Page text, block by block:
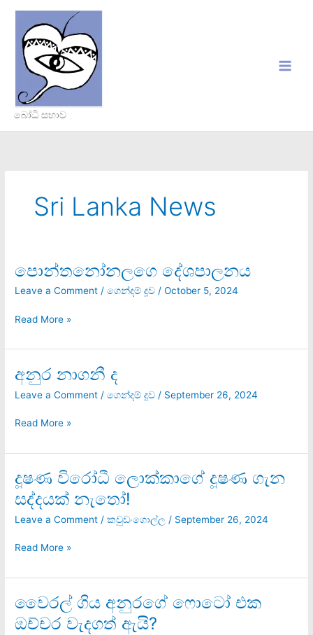
content
බෝධි සභාව
Sri Lanka News
පොන්තනෝනලගෙ දේශපාලනය
Leave a Comment /ගෙන්දම් දූව /October 5, 2024
පොන්තනෝනලගෙ
Read More »
අනුර නාගනී ද
Leave a Comment /ගෙන්දම් දූව / September 26, 2024
අනුර
නාගනී
ද
Read More »
දූෂණ විරෝධී ලොක්කාගේ දූෂණ ගැන
සද්දයක් නැතෝ!
Leave a Comment /කවුඩංගොල්ල / September 26, 2024
දූෂණ
විරෝධී
ලොක්කාගේ
දූෂණ
සද්දයක්
Read More »
වෛරල් ගිය අනුරගේ ෆොටෝ එක
ඔච්චර වැදගත් ඇයි?
වෛරල්
අනුරගේ